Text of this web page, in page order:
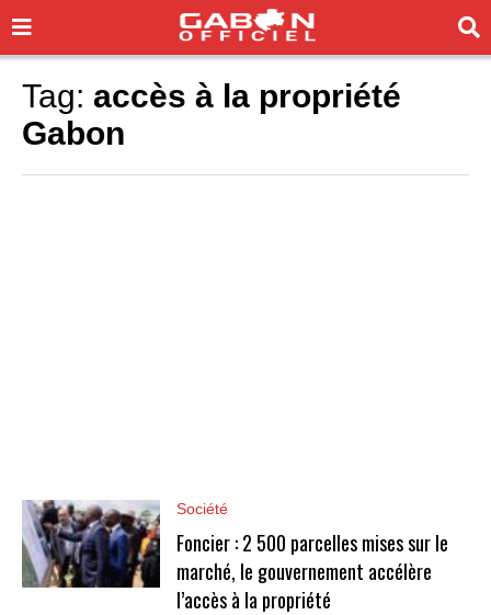
Tag: accès à la propriété
Gabon
Société
Foncier : 2 500 parcelles mises sur le
marché, le gouvernement accélère
l’accès à la propriété